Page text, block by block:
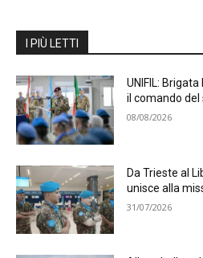
I PIÙ LETTI
UNIFIL:
il comando
08/08/2026
Da Trieste al
unisce alla
31/07/2026